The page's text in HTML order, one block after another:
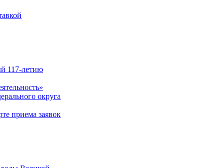
117-летию
округа
приема заявок